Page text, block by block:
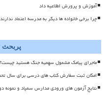
آموزش و پرورش اطلاعیه داد
چرا برخی خانواده ها دیگر به مدرسه اعتماد
پربحث
ماجرای پیامک مشمول سهمیه جنگ هستید چیست؟
امکان ثبت سفارش کتاب های درسی برای سال تحصیلی
نتایج آزمون های ورودی مدارس سمپاد و نمونه